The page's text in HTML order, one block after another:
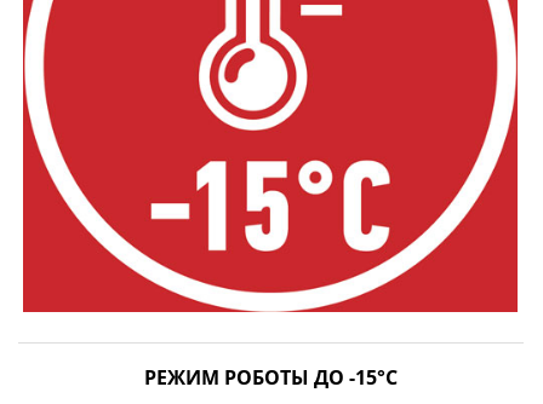
РЕЖИМ РОБОТЫ ДО -15°С